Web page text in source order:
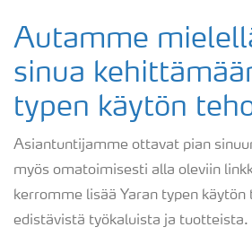
Autamme
sinua
typen käytön
Asiantuntijamme ottavat pian
myös omatoimisesti alla oleviin
kerromme lisää Yaran typen käytön
edistävistä työkaluista ja tuotteista.